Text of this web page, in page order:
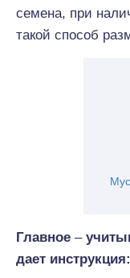
семена, при
такой способ
Главное –
дает инструкция: